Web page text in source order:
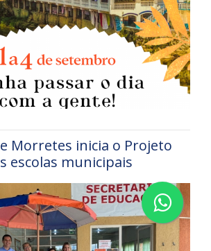
Morretes inicia o Projeto
escolas municipais